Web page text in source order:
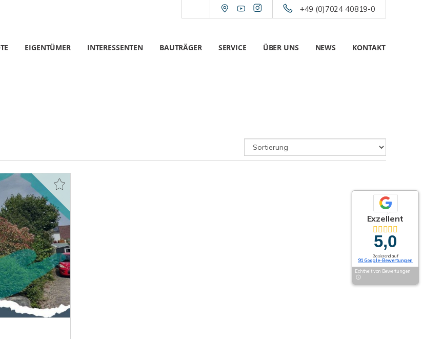
+49 (0)7024 40819-0
EIGENTÜMER INTERESSENTEN BAUTRÄGER SERVICE ÜBER UNS NEWS KONTAKT
Exzellent
5,0
Basierend auf
91 Google-Bewertungen
Echtheit von Bewertungen